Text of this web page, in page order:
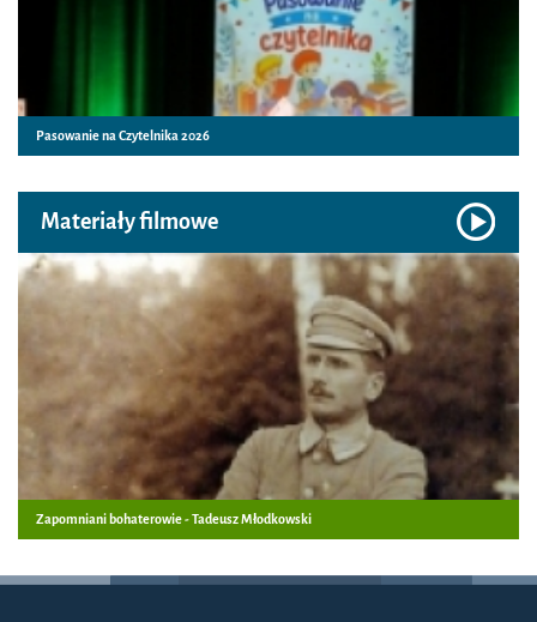
Pasowanie na Czytelnika 2026
Materiały filmowe
Zapomniani bohaterowie - Tadeusz Młodkowski